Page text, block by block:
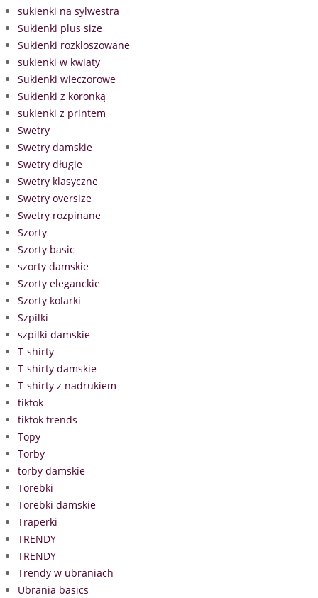
sukienki na sylwestra
Sukienki plus size
Sukienki rozkloszowane
sukienki w kwiaty
Sukienki wieczorowe
Sukienki z koronką
sukienki z printem
Swetry
Swetry damskie
Swetry długie
Swetry klasyczne
Swetry oversize
Swetry rozpinane
Szorty
Szorty basic
szorty damskie
Szorty eleganckie
Szorty kolarki
Szpilki
szpilki damskie
T-shirty
T-shirty damskie
T-shirty z nadrukiem
tiktok
tiktok trends
Topy
Torby
torby damskie
Torebki
Torebki damskie
Traperki
TRENDY
TRENDY
Trendy w ubraniach
Ubrania basics